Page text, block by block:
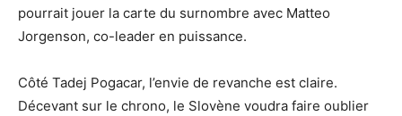
pourrait jouer la carte du surnombre avec Matteo
Jorgenson, co-leader en puissance.
Côté Tadej Pogacar, l’envie de revanche est claire.
Décevant sur le chrono, le Slovène voudra faire oublier